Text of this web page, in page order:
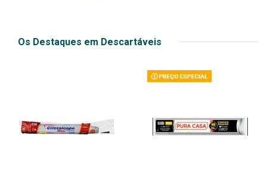
Os Destaques em Descartáveis